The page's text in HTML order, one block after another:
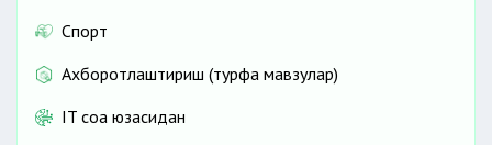
Спорт
Ахборотлаштириш (турфа мавзулар)
IT соҳа юзасидан